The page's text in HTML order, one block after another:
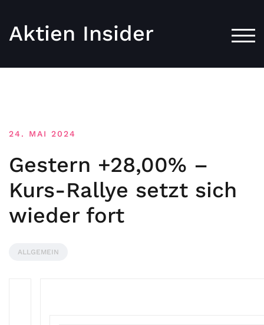
Aktien Insider
24. MAI 2024
Gestern +28,00% –
Kurs-Rallye setzt sich
wieder fort
ALLGEMEIN